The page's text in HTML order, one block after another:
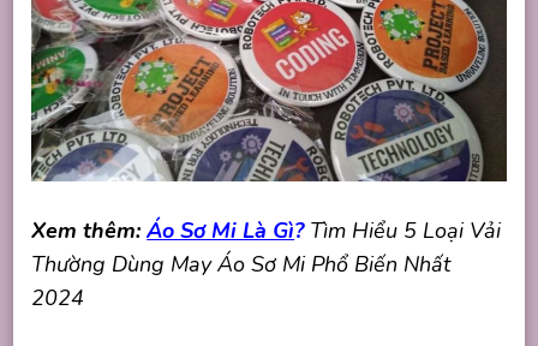
Xem thêm: Áo Sơ Mi Là Gì?Tìm Hiểu 5 Loại Vải
Thường Dùng May Áo Sơ Mi Phổ Biến Nhất
2024